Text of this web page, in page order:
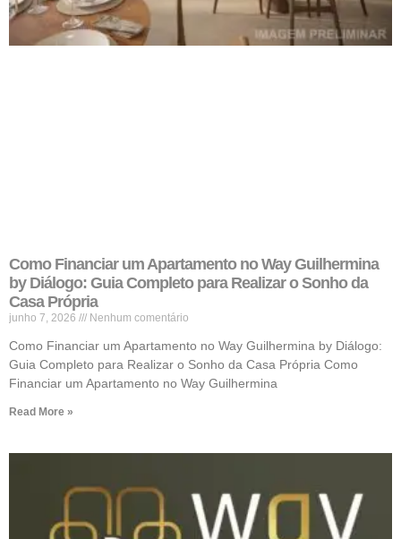
Como Financiar um Apartamento no Way Guilhermina
by Diálogo: Guia Completo para Realizar o Sonho da
Casa Própria
junho 7, 2026 Nenhum comentário
Como Financiar um Apartamento no Way Guilhermina by Diálogo:
Guia Completo para Realizar o Sonho da Casa Própria Como
Financiar um Apartamento no Way Guilhermina
Read More »